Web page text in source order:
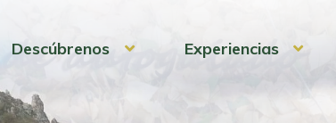
Descúbrenos Experiencias